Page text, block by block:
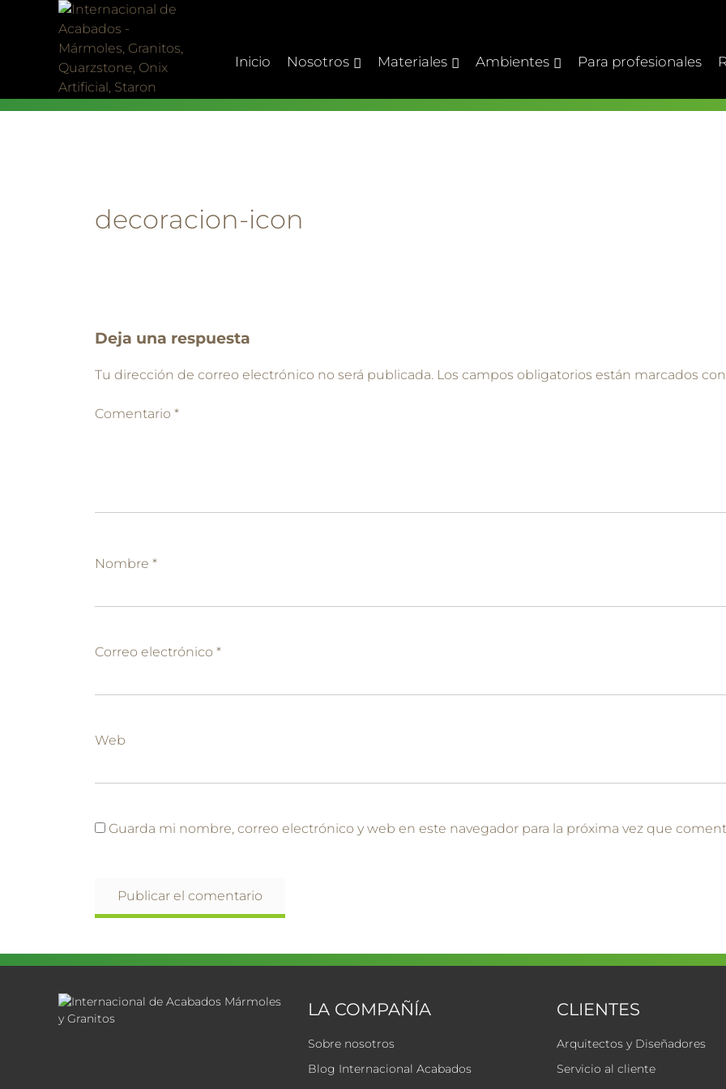
Inicio Nosotros Materiales Ambientes Para profesionales
decoracion-icon
Deja una respuesta
Tu dirección de correo electrónico no será publicada. Los campos obligatorios están marcados
Comentario *
Nombre *
Correo electrónico *
Web
Guarda mi nombre, correo electrónico y web en este navegador para la próxima vez que
LA COMPAÑÍA
Sobre nosotros
Blog Internacional Acabados
CLIENTES
Arquitectos y Diseñadores
Servicio al cliente